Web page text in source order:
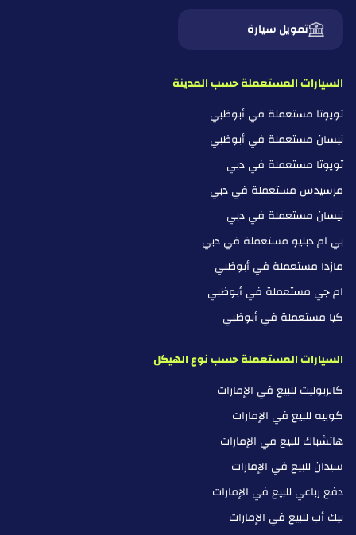
تمويل سيارة
السيارات المستعملة حسب المدينة
تويوتا مستعملة في أبوظبي
نيسان مستعملة في أبوظبي
تويوتا مستعملة في دبي
مرسيدس مستعملة في دبي
نيسان مستعملة في دبي
بي ام دبليو مستعملة في دبي
مازدا مستعملة في أبوظبي
ام جي مستعملة في أبوظبي
كيا مستعملة في أبوظبي
السيارات المستعملة حسب نوع الهيكل
كابريوليت للبيع في الإمارات
كوبيه للبيع في الإمارات
هاتشباك للبيع في الإمارات
سيدان للبيع في الإمارات
دفع رباعي للبيع في الإمارات
بيك أب للبيع في الإمارات